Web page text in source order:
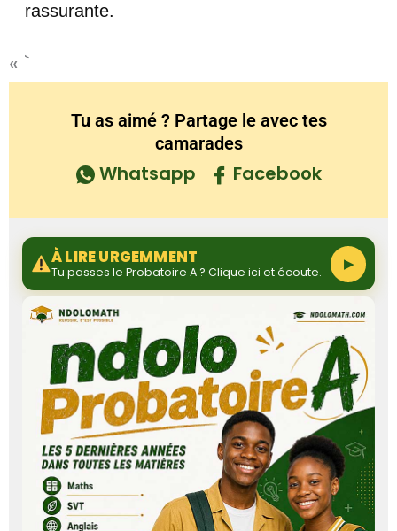
rassurante.
« `
Tu as aimé ? Partage le avec tes
camarades
Whatsapp Facebook
À LIRE URGEMMENT
Tu passes le Probatoire A ? Clique ici et écoute. ▶